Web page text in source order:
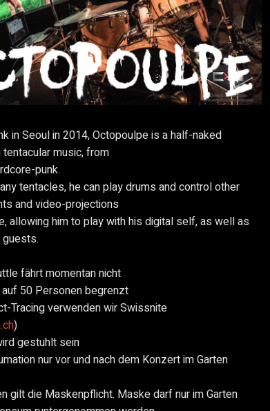
in Seoul in 2014, Octopoulpe is a half-naked
music, from
punk.
tentacles, he can play drums and control other
and video-projections
allowing him to play with his digital self, as well as
fährt momentan nicht
50 Personen begrenzt
Tracing verwenden wir Swissnite
)
gestuhlt sein
nur vor und nach dem Konzert im Garten
gilt die Maskenpflicht. Maske darf nur im Garten